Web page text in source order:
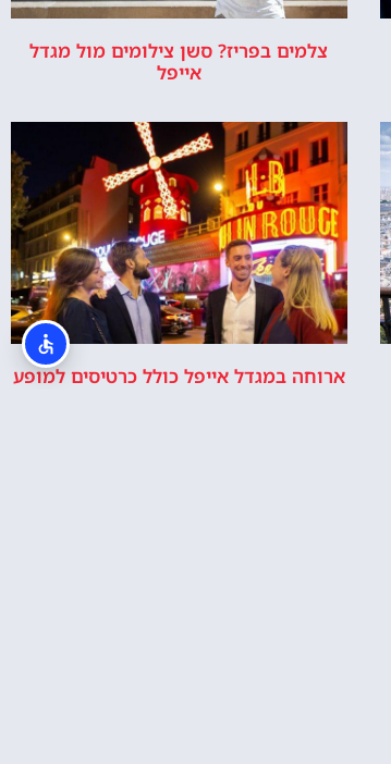
צלמים בפריז? סשן צילומים מול מגדל
אייפל
ארוחה במגדל אייפל כולל כרטיסים למופע